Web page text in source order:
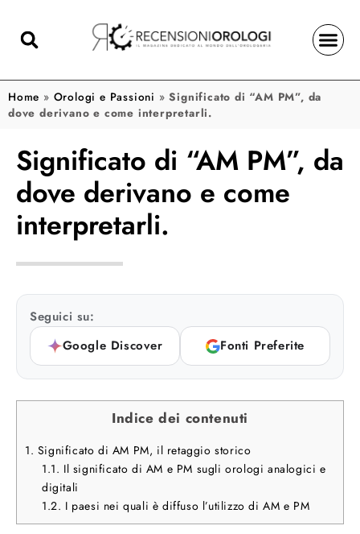
Home » Orologi e Passioni »Significato di “AM PM”, da
dove derivano e come interpretarli.
Significato di “AM PM”, da
dove derivano e come
interpretarli.
Seguici su:
Google Discover
Fonti Preferite
Indice dei contenuti
1. Significato di AM PM, il retaggio storico
1.1. Il significato di AM e PM sugli orologi analogici e
digitali
1.2. I paesi nei quali è diffuso l’utilizzo di AM e PM